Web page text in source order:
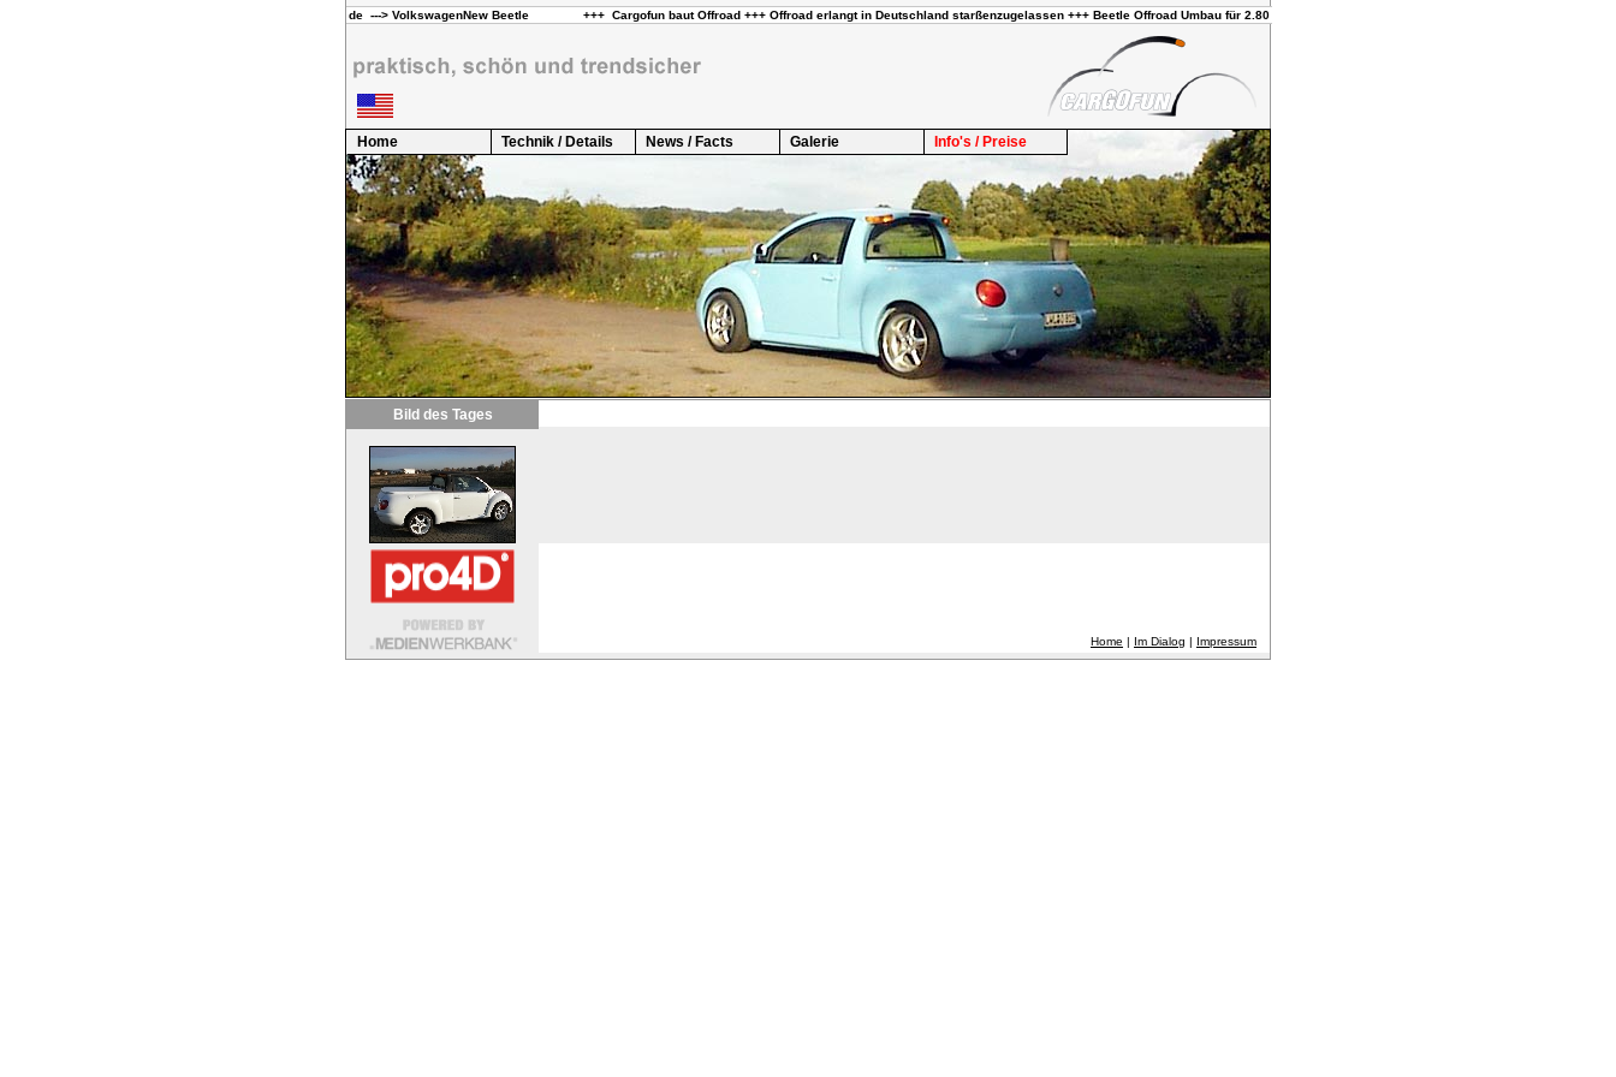
Home Technik / Details News / Facts Galerie Info's / Preise
Bild des Tages
Home | Im Dialog | Impressum